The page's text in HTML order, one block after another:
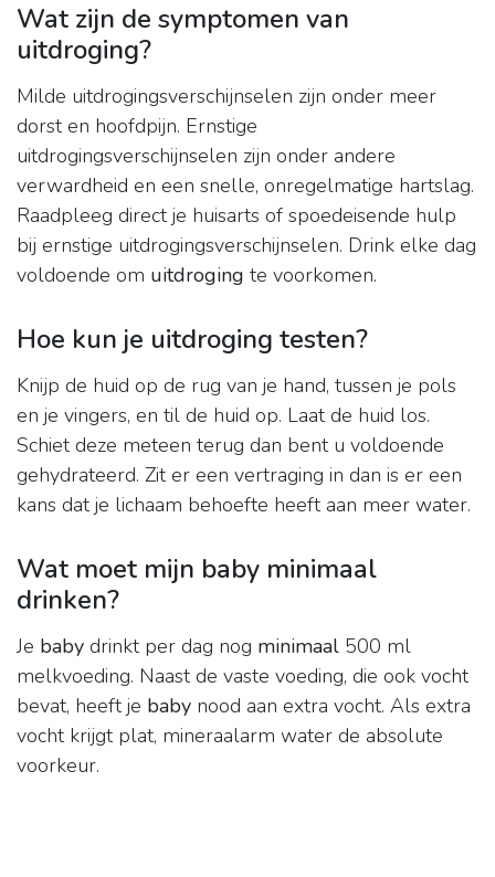
Wat zijn de symptomen van
uitdroging?
Milde uitdrogingsverschijnselen zijn onder meer
dorst en hoofdpijn. Ernstige
uitdrogingsverschijnselen zijn onder andere
verwardheid en een snelle, onregelmatige hartslag.
Raadpleeg direct je huisarts of spoedeisende hulp
bij ernstige uitdrogingsverschijnselen. Drink elke dag
voldoende om uitdroging te voorkomen.
Hoe kun je uitdroging testen?
Knijp de huid op de rug van je hand, tussen je pols
en je vingers, en til de huid op. Laat de huid los.
Schiet deze meteen terug dan bent u voldoende
gehydrateerd. Zit er een vertraging in dan is er een
kans dat je lichaam behoefte heeft aan meer water.
Wat moet mijn baby minimaal
drinken?
Je baby drinkt per dag nog minimaal 500 ml
melkvoeding. Naast de vaste voeding, die ook vocht
bevat, heeft je baby nood aan extra vocht. Als extra
vocht krijgt plat, mineraalarm water de absolute
voorkeur.